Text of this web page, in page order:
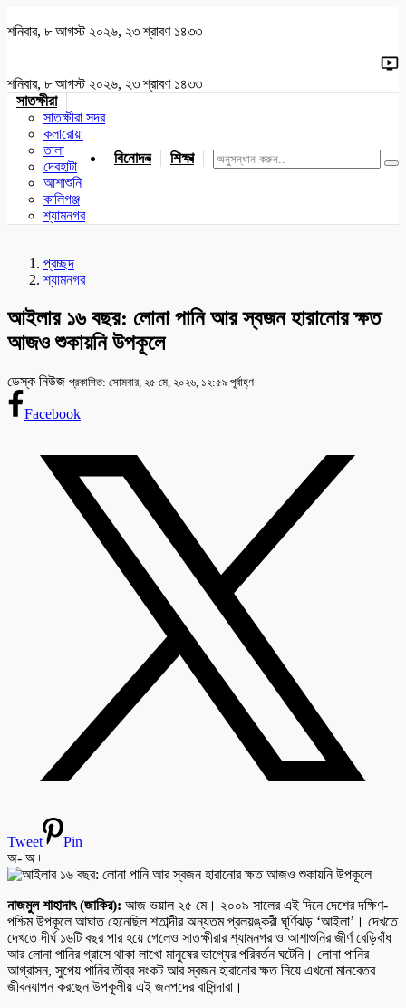
শনিবার, ৮ আগস্ট ২০২৬, ২৩ শ্রাবণ ১৪৩৩
শনিবার, ৮ আগস্ট ২০২৬, ২৩ শ্রাবণ ১৪৩৩
সাতক্ষীরা
সাতক্ষীরা সদর
কলারোয়া
তালা
দেবহাটা
আশাশুনি
কালিগঞ্জ
শ্যামনগর
বিনোদন শিক্ষা খেলাধুলা জাতীয় যশোর
প্রচ্ছদ
শ্যামনগর
আইলার ১৬ বছর: লোনা পানি আর স্বজন হারানোর ক্ষত
আজও শুকায়নি উপকূলে
ডেস্ক নিউজ প্রকাশিত: সোমবার, ২৫ মে, ২০২৬, ১২:৫৯ পূর্বাহ্ণ
Facebook
Tweet
Pin
অ- অ+
নাজমুল শাহাদাৎ (জাকির): আজ ভয়াল ২৫ মে। ২০০৯ সালের এই দিনে দেশের দক্ষিণ-
পশ্চিম উপকূলে আঘাত হেনেছিল শতাব্দীর অন্যতম প্রলয়ঙ্করী ঘূর্ণিঝড় ‘আইলা’। দেখতে
দেখতে দীর্ঘ ১৬টি বছর পার হয়ে গেলেও সাতক্ষীরার শ্যামনগর ও আশাশুনির জীর্ণ বেড়িবাঁধ
আর লোনা পানির গ্রাসে থাকা লাখো মানুষের ভাগ্যের পরিবর্তন ঘটেনি। লোনা পানির
আগ্রাসন, সুপেয় পানির তীব্র সংকট আর স্বজন হারানোর ক্ষত নিয়ে এখনো মানবেতর
জীবনযাপন করছেন উপকূলীয় এই জনপদের বাসিন্দারা।